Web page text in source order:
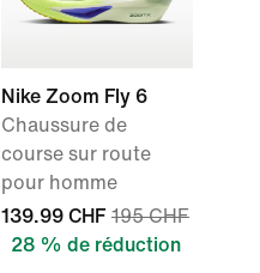
Nike Zoom Fly 6
Chaussure de
course sur route
pour homme
139.99 CHF 195 CHF
28 % de réduction